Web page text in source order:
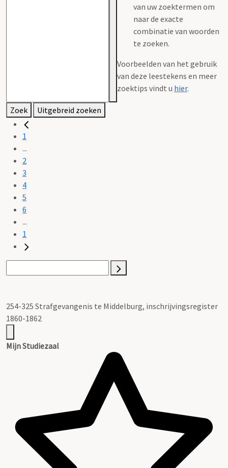
van uw zoektermen om
naar de exacte
combinatie van woorden
te zoeken.
Voorbeelden van het gebruik
van deze leestekens en meer
zoektips vindt u hier.
Zoek Uitgebreid zoeken
1
...
2
3
4
5
6
...
1
254-325 Strafgevangenis te Middelburg, inschrijvingsregister
1860-1862
Mijn Studiezaal